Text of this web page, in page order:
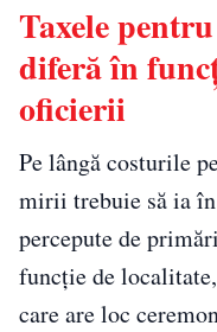
Taxele
diferă în
oficierii
Pe lângă costurile
mirii trebuie să ia
percepute de
funcție de
care are loc